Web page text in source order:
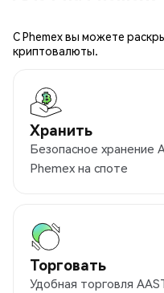
С Phemex вы можете
криптовалюты.
Хранить
Безопасное хранение
Phemex на споте
Торговать
Удобная торговля